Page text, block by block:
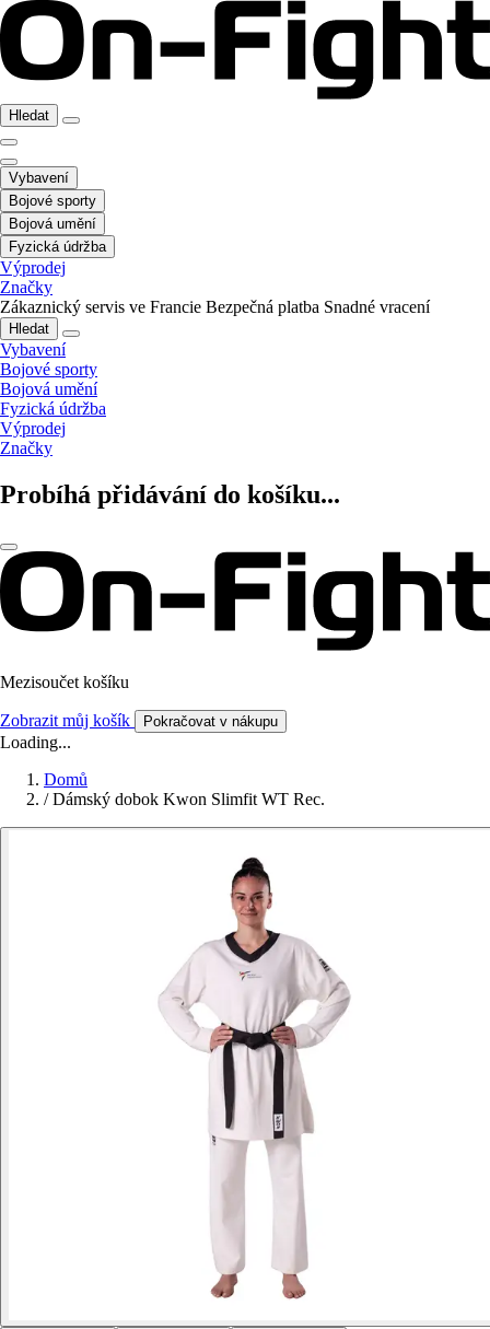
Hledat
Vybavení
Bojové sporty
Bojová umění
Fyzická údržba
Výprodej
Značky
Zákaznický servis ve Francie Bezpečná platba Snadné vracení
Hledat
Vybavení
Bojové sporty
Bojová umění
Fyzická údržba
Výprodej
Značky
Probíhá přidávání do košíku...
Mezisoučet košíku
Zobrazit můj košík Pokračovat v nákupu
Loading...
Domů
/ Dámský dobok Kwon Slimfit WT Rec.